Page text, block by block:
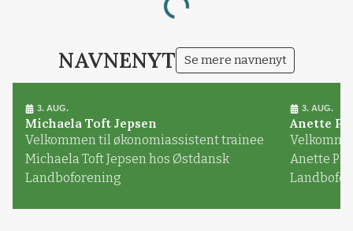
NAVNENYT Se mere navnenyt
3. AUG.
Michaela Toft Jepsen
Velkommen til økonomiassistent trainee
Michaela Toft Jepsen hos Østdansk
Landboforening
3. AUG.
Anette
Anette